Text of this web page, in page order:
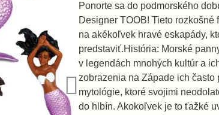
Ponorte sa do podmorského
Designer TOOB! Tieto
na akékoľvek hravé eskapády,
predstaviť.História: Morské
v legendách mnohých kultúr a
zobrazenia na Západe ich
mytológie, ktoré svojimi
do hlbín. Akokoľvek je to ťažké